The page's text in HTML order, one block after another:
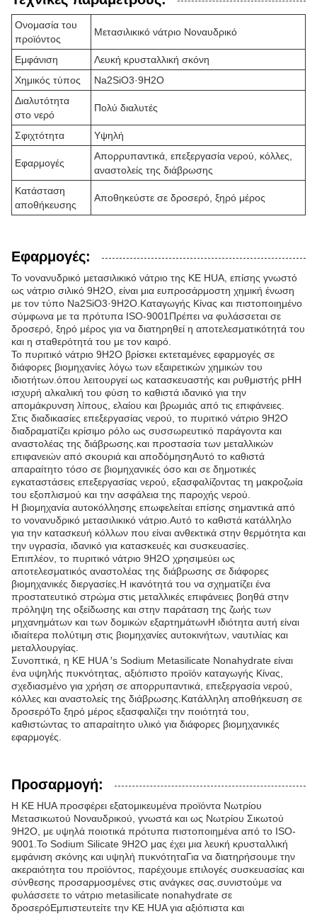
Ονομασία του
προϊόντος
Μετασιλικικό νάτριο Νοναυδρικό
Εμφάνιση
Λευκή κρυσταλλική σκόνη
Χημικός τύπος
Na2SiO3·9H2O
Διαλυτότητα
στο νερό
Πολύ διαλυτές
Σφιχτότητα Υψηλή
Εφαρμογές
Απορρυπαντικά, επεξεργασία νερού, κόλλες,
αναστολείς της διάβρωσης
Κατάσταση
αποθήκευσης
Αποθηκεύστε σε δροσερό, ξηρό μέρος
Εφαρμογές:
Το νονανυδρικό μετασιλικικό νάτριο της KE HUA, επίσης γνωστό
ως νάτριο σιλικό 9H2O, είναι μια ευπροσάρμοστη χημική ένωση
με τον τύπο Na2SiO3·9H2O.Καταγωγής Κίνας και πιστοποιημένο
σύμφωνα με τα πρότυπα ISO-9001Πρέπει να φυλάσσεται σε
δροσερό, ξηρό μέρος για να διατηρηθεί η αποτελεσματικότητά του
και η σταθερότητά του με τον καιρό.
Το πυριτικό νάτριο 9H2O βρίσκει εκτεταμένες εφαρμογές σε
διάφορες βιομηχανίες λόγω των εξαιρετικών χημικών του
ιδιοτήτων.όπου λειτουργεί ως κατασκευαστής και ρυθμιστής pHΗ
ισχυρή αλκαλική του φύση το καθιστά ιδανικό για την
απομάκρυνση λίπους, ελαίου και βρωμιάς από τις επιφάνειες.
Στις διαδικασίες επεξεργασίας νερού, το πυριτικό νάτριο 9H2O
διαδραματίζει κρίσιμο ρόλο ως συσσωρευτικό παράγοντα και
αναστολέας της διάβρωσης.και προστασία των μεταλλικών
επιφανειών από σκουριά και αποδόμησηΑυτό το καθιστά
απαραίτητο τόσο σε βιομηχανικές όσο και σε δημοτικές
εγκαταστάσεις επεξεργασίας νερού, εξασφαλίζοντας τη μακροζωία
του εξοπλισμού και την ασφάλεια της παροχής νερού.
Η βιομηχανία αυτοκόλλησης επωφελείται επίσης σημαντικά από
το νονανυδρικό μετασιλικικό νάτριο.Αυτό το καθιστά κατάλληλο
για την κατασκευή κόλλων που είναι ανθεκτικά στην θερμότητα και
την υγρασία, ιδανικό για κατασκευές και συσκευασίες.
Επιπλέον, το πυριτικό νάτριο 9H2O χρησιμεύει ως
αποτελεσματικός αναστολέας της διάβρωσης σε διάφορες
βιομηχανικές διεργασίες.Η ικανότητά του να σχηματίζει ένα
προστατευτικό στρώμα στις μεταλλικές επιφάνειες βοηθά στην
πρόληψη της οξείδωσης και στην παράταση της ζωής των
μηχανημάτων και των δομικών εξαρτημάτωνΗ ιδιότητα αυτή είναι
ιδιαίτερα πολύτιμη στις βιομηχανίες αυτοκινήτων, ναυτιλίας και
μεταλλουργίας.
Συνοπτικά, η KE HUA ′s Sodium Metasilicate Nonahydrate είναι
ένα υψηλής πυκνότητας, αξιόπιστο προϊόν καταγωγής Κίνας,
σχεδιασμένο για χρήση σε απορρυπαντικά, επεξεργασία νερού,
κόλλες και αναστολείς της διάβρωσης.Κατάλληλη αποθήκευση σε
δροσερόΤο ξηρό μέρος εξασφαλίζει την ποιότητά του,
καθιστώντας το απαραίτητο υλικό για διάφορες βιομηχανικές
εφαρμογές.
Προσαρμογή:
Η KE HUA προσφέρει εξατομικευμένα προϊόντα Νωτρίου
Μετασικωτού Νοναυδρικού, γνωστά και ως Νωτρίου Σικωτού
9H2O, με υψηλά ποιοτικά πρότυπα πιστοποιημένα από το ISO-
9001.Το Sodium Silicate 9H2O μας έχει μια λευκή κρυσταλλική
εμφάνιση σκόνης και υψηλή πυκνότηταΓια να διατηρήσουμε την
ακεραιότητα του προϊόντος, παρέχουμε επιλογές συσκευασίας και
σύνθεσης προσαρμοσμένες στις ανάγκες σας.συνιστούμε να
φυλάσσετε το νάτριο metasilicate nonahydrate σε
δροσερόΕμπιστευτείτε την KE HUA για αξιόπιστα και